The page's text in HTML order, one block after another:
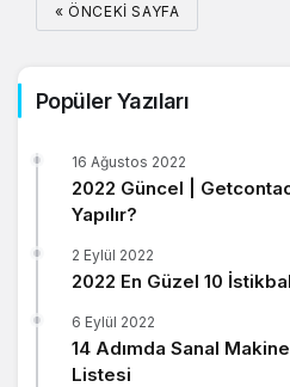
« ÖNCEKI SAYFA
Popüler Yazıları
2022 Güncel |
Yapılır?
16 Ağustos 2022
2022 En Güzel 10
2 Eylül 2022
14 Adımda Sanal
Listesi
6 Eylül 2022